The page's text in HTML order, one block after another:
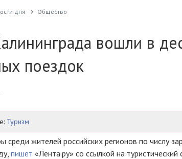
дня Общество
вошли в
поездок
Туризм
среди жителей российских регионов по числу
пишет «Лента.ру» со ссылкой на туристический